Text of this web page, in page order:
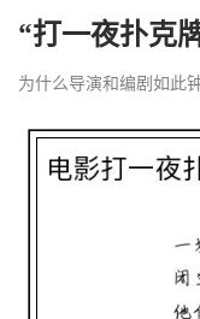
“打一夜扑克
为什么导演和编剧如此